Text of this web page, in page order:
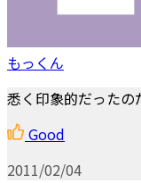
もっくん
悉く印象的だったの
Good
2011/02/04